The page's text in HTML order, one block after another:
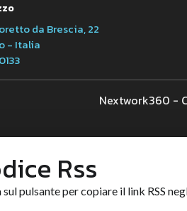
da Brescia, 22
- Italia
Nextwork360 -
Rss
pulsante per copiare il link RSS